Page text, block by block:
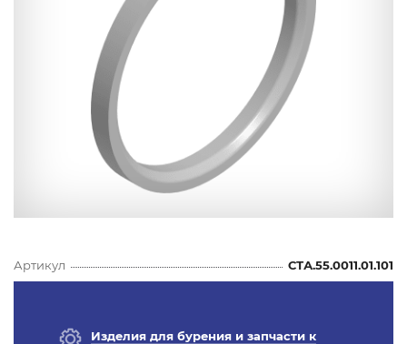
Артикул СТА.55.0011.01.101
Изделия для бурения и запчасти к